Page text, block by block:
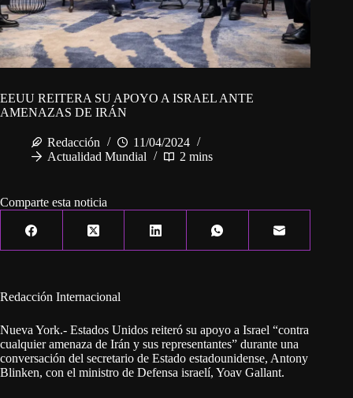
EEUU REITERA SU APOYO A ISRAEL ANTE
AMENAZAS DE IRÁN
Redacción
11/04/2024
Actualidad Mundial
2 mins
Comparte esta noticia
Redacción Internacional
Nueva York.- Estados Unidos reiteró su apoyo a Israel “contra
cualquier amenaza de Irán y sus representantes” durante una
conversación del secretario de Estado estadounidense, Antony
Blinken, con el ministro de Defensa israelí, Yoav Gallant.